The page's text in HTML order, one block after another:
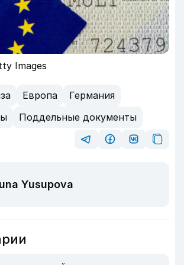
Images
Европа
Германия
Поддельные документы
Yusupova